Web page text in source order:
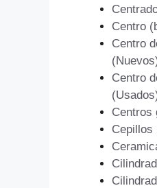
Centro
Centro
Centro
Centros
Cepillos